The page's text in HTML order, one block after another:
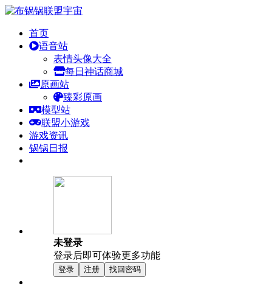
首页
语音站
表情头像大全
每日神话商城
原画站
臻彩原画
模型站
联盟小游戏
游戏资讯
锅锅日报
未登录
登录后即可体验更多功能
登录 注册 找回密码